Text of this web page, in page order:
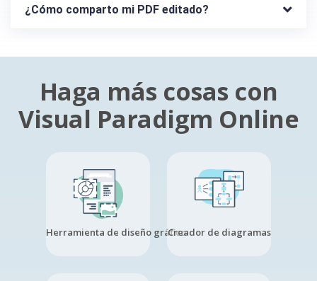
¿Cómo comparto mi PDF editado?
Haga más cosas con
Visual Paradigm Online
Herramienta de diseño gráficoCreador de diagramas